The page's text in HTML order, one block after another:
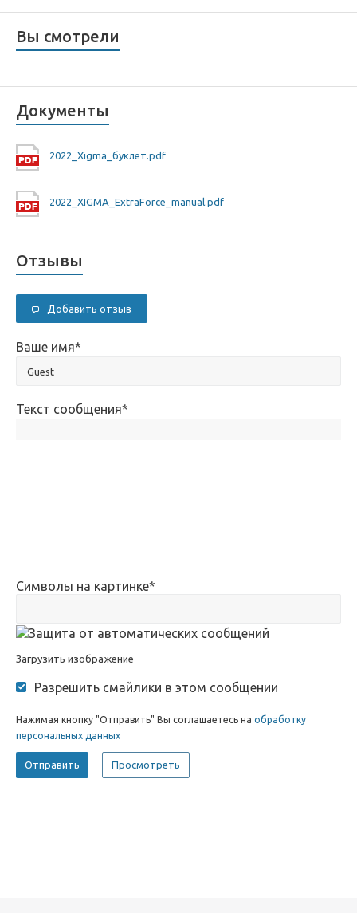
Вы смотрели
Документы
2022_Xigma_буклет.pdf
2022_XIGMA_ExtraForce_manual.pdf
Отзывы
Добавить отзыв
Ваше имя*
Текст сообщения*
Символы на картинке*
Загрузить изображение
Разрешить смайлики в этом сообщении
Нажимая кнопку "Отправить" Вы соглашаетесь на обработку
персональных данных